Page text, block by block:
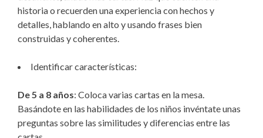
historia o recuerden una experiencia con hechos y
detalles, hablando en alto y usando frases bien
construidas y coherentes.
Identificar características:
De 5 a 8 años: Coloca varias cartas en la mesa.
Basándote en las habilidades de los niños invéntate unas
preguntas sobre las similitudes y diferencias entre las